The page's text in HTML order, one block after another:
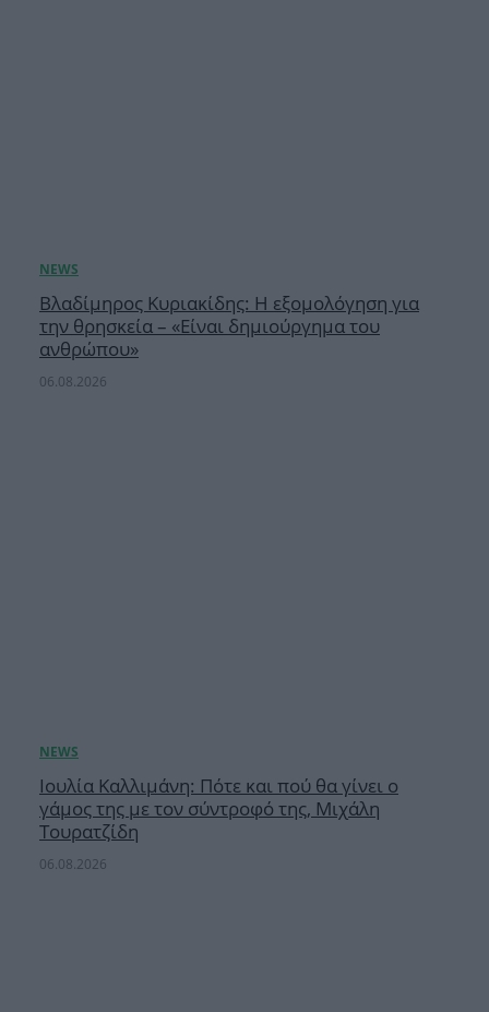
Βλαδίμηρος Κυριακίδης: Η εξομολόγηση για
την θρησκεία – «Είναι δημιούργημα του
ανθρώπου»
06.08.2026
Ιουλία Καλλιμάνη: Πότε και πού θα γίνει ο
γάμος της με τον σύντροφό της, Μιχάλη
Τουρατζίδη
06.08.2026